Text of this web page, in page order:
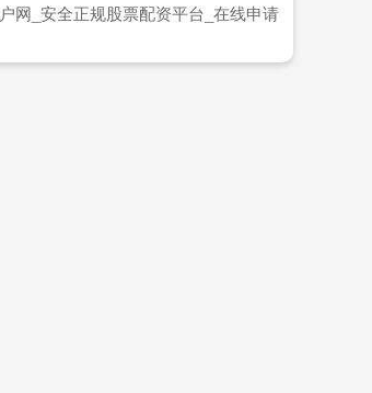
网_安全正规股票配资平台_在线申请